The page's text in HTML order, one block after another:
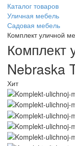
Каталог товаров
Уличная мебель
Садовая мебель
Комплект уличной
Комплект
Nebraska
Хит